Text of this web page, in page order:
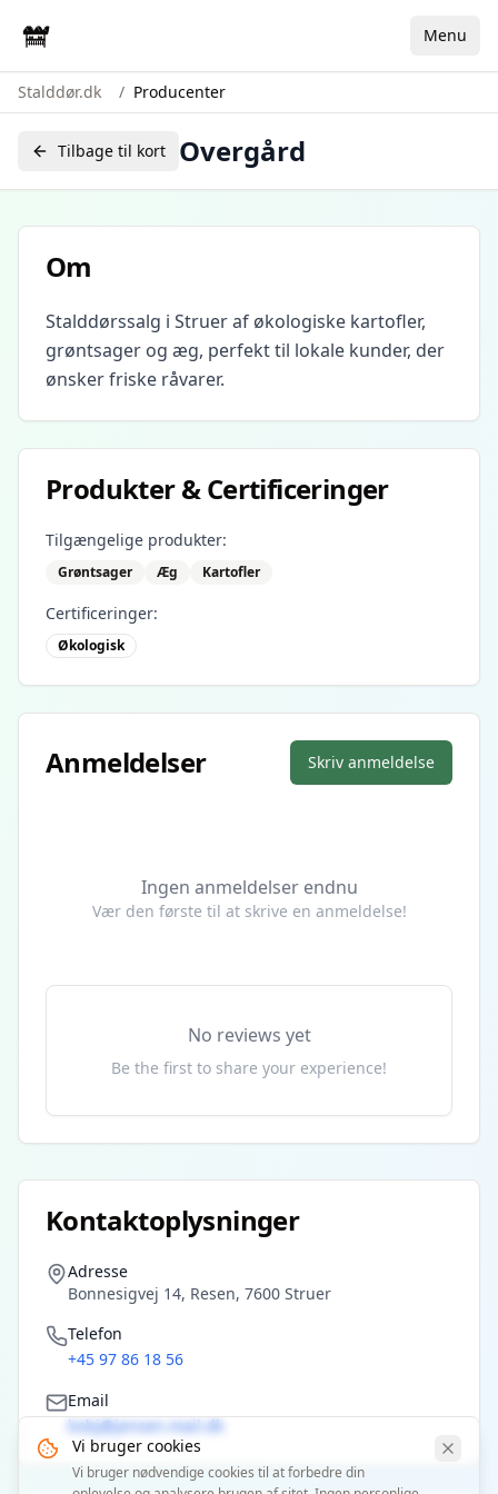
Menu
Stalddør.dk / Producenter
Tilbage til kort Overgård
Om
Stalddørssalg i Struer af økologiske kartofler,
grøntsager og æg, perfekt til lokale kunder, der
ønsker friske råvarer.
Produkter & Certificeringer
Tilgængelige produkter:
Grøntsager Æg Kartofler
Certificeringer:
Økologisk
Anmeldelser Skriv anmeldelse
Ingen anmeldelser endnu
Vær den første til at skrive en anmeldelse!
No reviews yet
Be the first to share your experience!
Kontaktoplysninger
Adresse
Bonnesigvej 14, Resen, 7600 Struer
Telefon
+45 97 86 18 56
Email
bsbj@jensen.mail.dk
Vi bruger cookies
Vi bruger nødvendige cookies til at forbedre din